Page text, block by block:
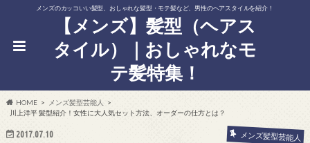
メンズのカッコいい髪型、おしゃれな髪型・モテ髪など、男性のヘアスタイルを紹介！
【メンズ】髪型（ヘアス
タイル）｜おしゃれなモ
テ髪特集！
HOME
メンズ髪型芸能人
川上洋平 髪型紹介！女性に大人気セット方法、オーダーの仕方とは？
2017.07.10 メンズ髪型芸能人